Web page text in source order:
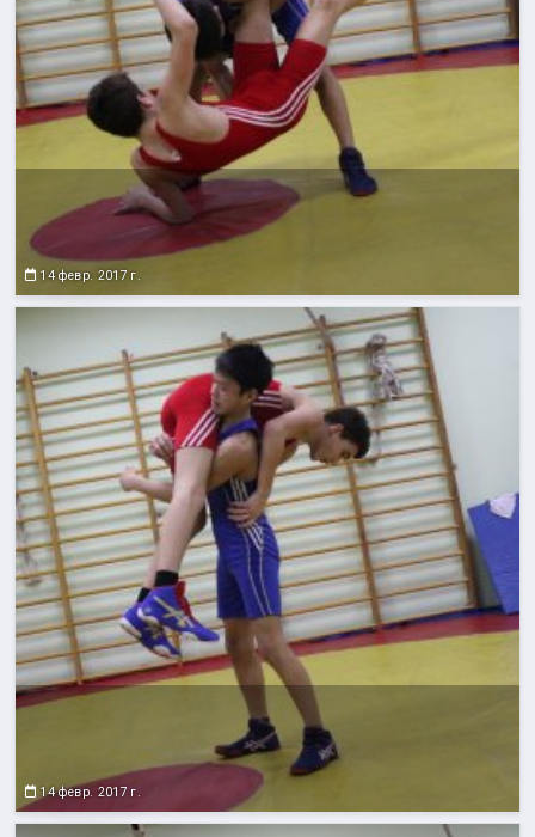
14 февр. 2017 г.
14 февр. 2017 г.